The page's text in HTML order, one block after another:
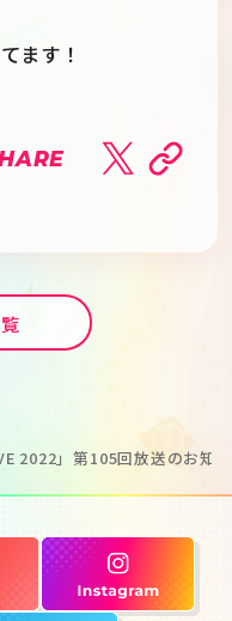
ます！
2022」第105回放送のお知